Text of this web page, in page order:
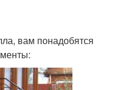
вам понадобятся